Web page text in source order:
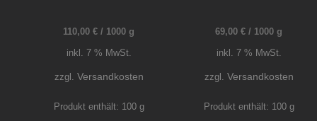
110,00€ / 1000 g
inkl. 7 % MwSt.
zzgl. Versandkosten
Produkt enthält: 100 g
69,00€ / 1000 g
inkl. 7 % MwSt.
zzgl. Versandkosten
Produkt enthält: 100 g